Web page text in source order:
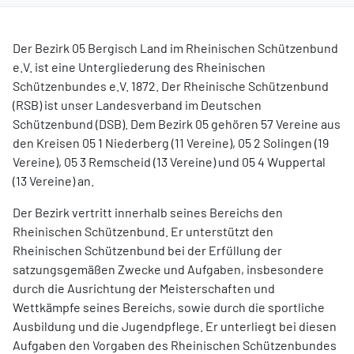
Der Bezirk 05 Bergisch Land im Rheinischen Schützenbund
e.V. ist eine Untergliederung des Rheinischen
Schützenbundes e.V. 1872. Der Rheinische Schützenbund
(RSB) ist unser Landesverband im Deutschen
Schützenbund (DSB). Dem Bezirk 05 gehören 57 Vereine aus
den Kreisen 05 1 Niederberg (11 Vereine), 05 2 Solingen (19
Vereine), 05 3 Remscheid (13 Vereine) und 05 4 Wuppertal
(13Vereine) an.
Der Bezirk vertritt innerhalb seines Bereichs den
Rheinischen Schützenbund. Er unterstützt den
Rheinischen Schützenbund bei der Erfüllung der
satzungsgemäßen Zwecke und Aufgaben, insbesondere
durch die Ausrichtung der Meisterschaften und
Wettkämpfe seines Bereichs, sowie durch die sportliche
Ausbildung und die Jugendpflege. Er unterliegt bei diesen
Aufgaben den Vorgaben des Rheinischen Schützenbundes